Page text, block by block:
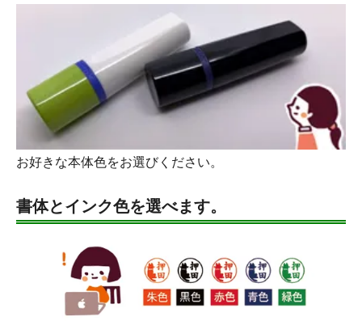
お好きな本体色をお選びください。
書体とインク色を選べます。